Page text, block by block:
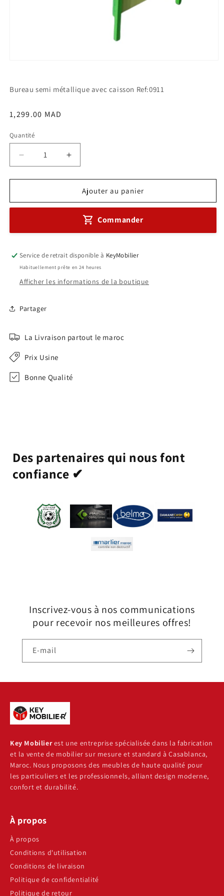
1
dans
modale
Bureau semi métallique avec caisson Ref:0911
Prix
1,299.00 MAD
Quantité
Réduire
la
quantité
Bureau
Avec
Ref:0911
Augmenter
la
quantité
Bureau
Métallique
Avec
Ref:0911
Ajouter au panier
Commander
Service de retrait disponible à KeyMobilier
Habituellement prête en 24 heures
Afficher les informations de la boutique
Partager
La Livraison partout le maroc
Prix Usine
Bonne Qualité
Des partenaires qui nous font
confiance ✔
Inscrivez-vous à nos communications
pour recevoir nos meilleures offres!
E-mail
Key Mobilierest une entreprise spécialisée dans la fabrication
et la vente de mobilier sur mesure et standard à Casablanca,
Maroc. Nous proposons des meubles de haute qualité pour
les particuliers et les professionnels, alliant design moderne,
confort et durabilité.
À propos
À propos
Conditions d'utilisation
Conditions de livraison
Politique de confidentialité
Politique de retour